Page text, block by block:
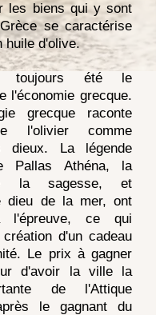
les biens qui y sont
se caractérise
huile d'olive.
toujours été le
l'économie grecque.
grecque raconte
l'olivier comme
dieux. La légende
Pallas Athéna, la
la sagesse, et
dieu de la mer, ont
ce qui
d'un cadeau
Le prix à gagner
d'avoir la ville la
de l'Attique
le gagnant du